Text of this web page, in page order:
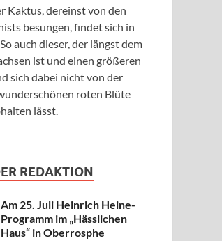
Kaktus, dereinst von den
besungen, findet sich in
auch dieser, der längst dem
ist und einen größeren
sich dabei nicht von der
roten Blüte
lässt.
REDAKTION
Am 25. Juli Heinrich Heine-
Programm im „Hässlichen
Haus“ in Oberrosphe